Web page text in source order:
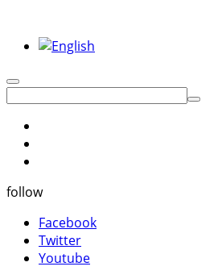
follow
Facebook
Twitter
Youtube